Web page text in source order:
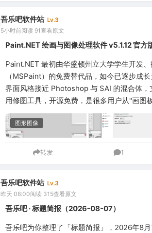
吾乐吧软件站 Lv.3
5小时前阅读 91查看原文
Paint.NET 绘画与图像处理软件 v5.1.12 官
Paint.NET 最初由华盛顿州立大学学生开发
（MSPaint）的免费替代品，如今已逐步成
界面风格接近 Photoshop 与 SAI 的混合体
用修图工具，开源免费，是很多用户从"画
图形图像
转发 1
吾乐吧软件站 Lv.3
昨天 08:00阅读 315查看原文
吾乐吧 · 标题简报（2026-08-07）
吾乐吧为你整理了「标题简报」，2026年8